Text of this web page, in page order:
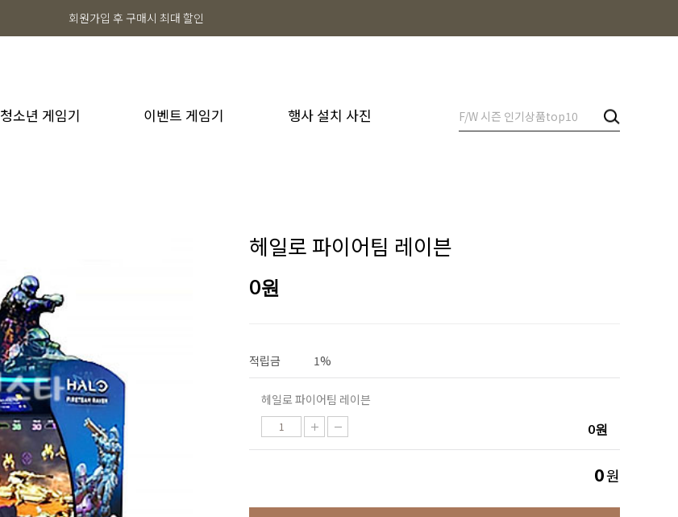
회원가입 후 구매시 최대 할인
청소년 게임기 이벤트 게임기 행사 설치 사진
헤일로 파이어팀 레이븐
0원
적립금 1%
헤일로 파이어팀 레이븐
0원
0원